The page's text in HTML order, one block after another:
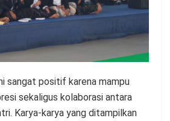
sangat positif karena mampu
sekaligus kolaborasi antara
Karya-karya yang ditampilkan